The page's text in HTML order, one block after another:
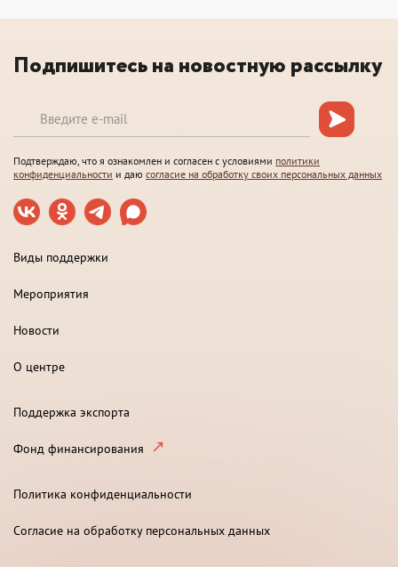
Подпишитесь на новостную рассылку
Подтверждаю, что я ознакомлен и согласен с условиями политики
конфиденциальности и даю согласие на обработку своих персональных данных
Виды поддержки
Мероприятия
Новости
О центре
Поддержка экспорта
Фонд финансирования
Политика конфиденциальности
Согласие на обработку персональных данных